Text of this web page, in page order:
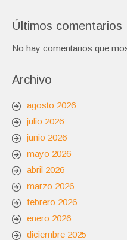
Últimos comentarios
No hay comentarios que
Archivo
agosto 2026
julio 2026
junio 2026
mayo 2026
abril 2026
marzo 2026
febrero 2026
enero 2026
diciembre 2025